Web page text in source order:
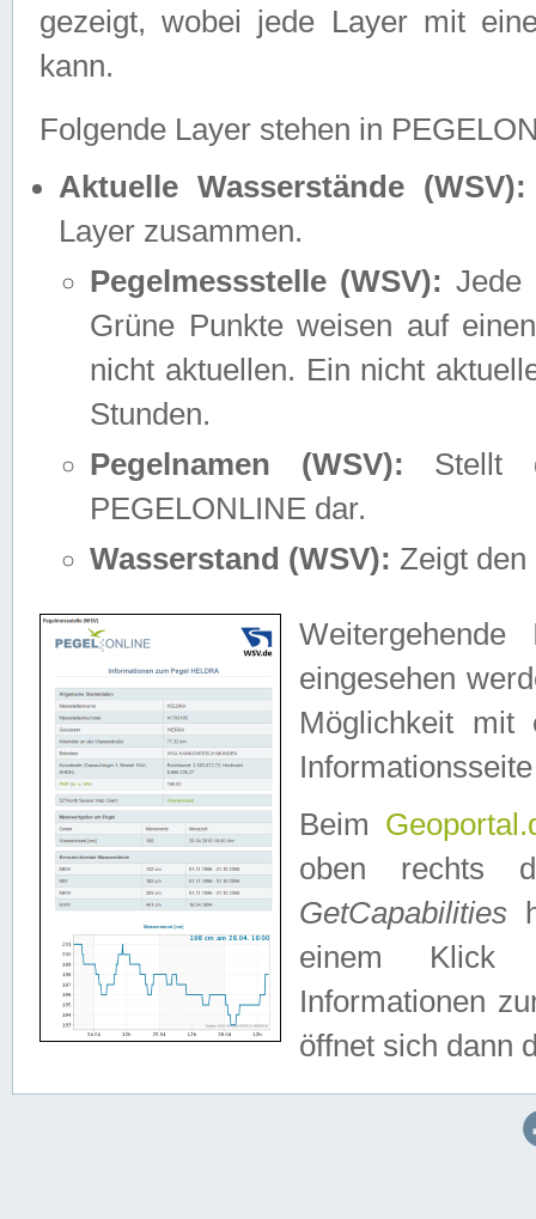
gezeigt, wobei jede Layer mit
kann.
Folgende Layer stehen in
Aktuelle Wasserstände (WSV):
Layer zusammen.
Pegelmessstelle (WSV): Jede
Grüne Punkte weisen auf
nicht aktuellen. Ein nicht
Stunden.
Pegelnamen (WSV): Stellt
PEGELONLINE dar.
Wasserstand (WSV): Zeigt den
eingesehen
Möglichkeit mit
Beim
oben rechts
GetCapabilities
einem Klick
Informationen
öffnet sich dann